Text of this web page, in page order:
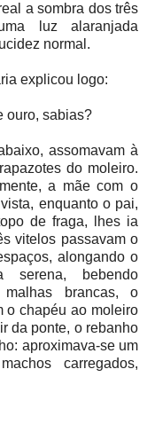
a sombra dos três
luz alaranjada
normal.
explicou logo:
ouro, sabias?
assomavam à
do moleiro.
a mãe com o
enquanto o pai,
de fraga, lhes ia
vitelos passavam o
alongando o
bebendo
brancas, o
o chapéu ao moleiro
da ponte, o rebanho
aproximava-se um
carregados,